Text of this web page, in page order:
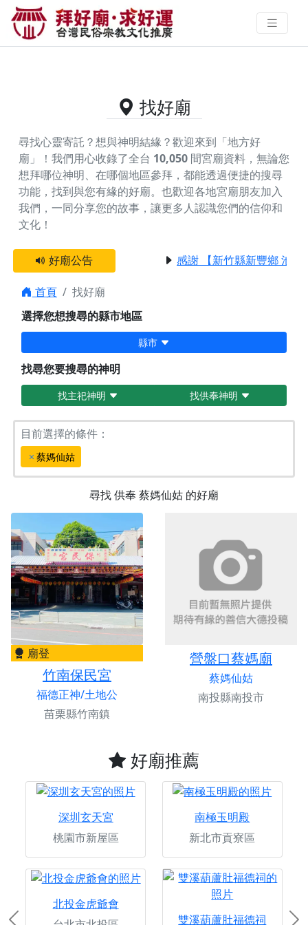
供奉蔡媽仙姑的好廟資料｜拜好廟
求好運 找到與您有緣的信仰
找好廟
尋找心靈寄託？想與神明結緣？歡迎來到「地方好
廟」！我們用心收錄了全台 10,050 間宮廟資料，無論您
想拜哪位神明、在哪個地區參拜，都能透過便捷的搜尋
功能，找到與您有緣的好廟。 也歡迎各地宮廟朋友加入
我們，一同分享您的故事，讓更多人認識您們的信仰和
文化！
好廟公告 感謝 【新竹縣新豐鄉 池和
首頁
找好廟
選擇您想搜尋的縣市地區
縣市
找尋您要搜尋的神明
找主祀神明 找供奉神明
目前選擇的條件：
蔡媽仙姑
尋找供奉 蔡媽仙姑 的好廟
廟登
竹南保民宮
福德正神/土地公
苗栗縣竹南鎮
營盤口蔡媽廟
蔡媽仙姑
南投縣南投市
好廟推薦
深圳玄天宮
桃園市新屋區
南極玉明殿
新北市貢寮區
北投金虎爺會
雙溪葫蘆肚福德祠